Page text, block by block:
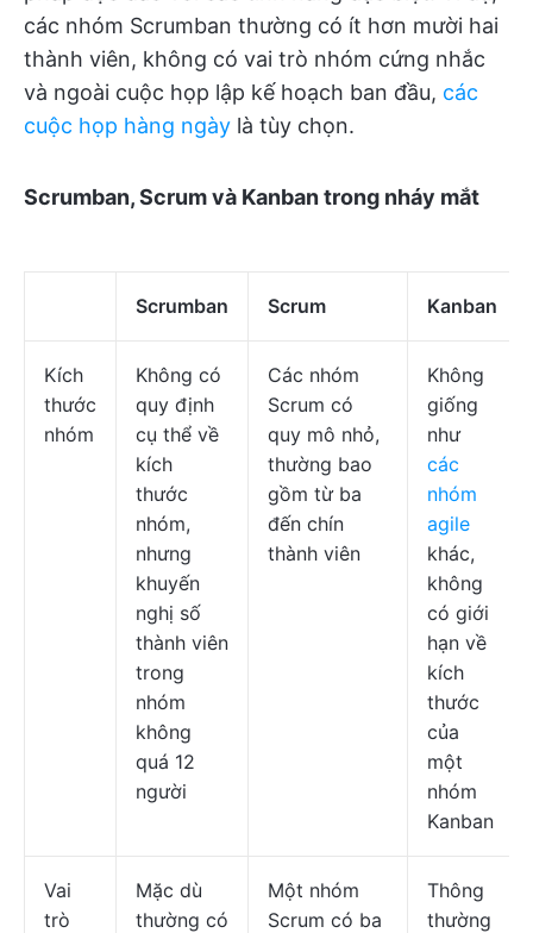
các nhóm Scrumban thường có ít hơn mười hai
thành viên, không có vai trò nhóm cứng nhắc
và ngoài cuộc họp lập kế hoạch ban đầu, các
cuộc họp hàng ngày là tùy chọn.
Scrumban, Scrum và Kanban trong nháy mắt
Scrumban Scrum Kanban
Kích
thước
nhóm
Không có
quy định
cụ thể về
kích
thước
nhóm,
nhưng
khuyến
nghị số
thành viên
trong
nhóm
không
quá 12
người
Các nhóm
Scrum có
quy mô nhỏ,
thường bao
gồm từ ba
đến chín
thành viên
Không
giống
như
các
nhóm
agile
khác,
không
có giới
hạn về
kích
thước
của
một
nhóm
Kanban
Vai
trò
Mặc dù
thường có
Một nhóm
Scrum có ba
Thông
thường